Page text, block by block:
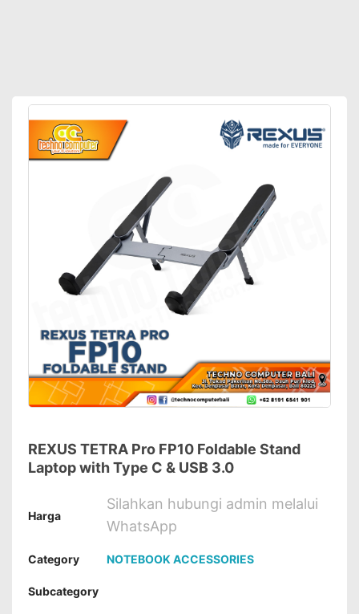
REXUS TETRA Pro FP10 Foldable Stand
Laptop with Type C & USB 3.0
Harga
Silahkan hubungi admin melalui
WhatsApp
Category NOTEBOOK ACCESSORIES
Subcategory